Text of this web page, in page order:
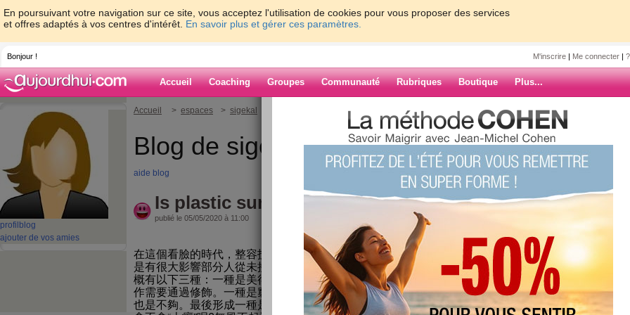
En poursuivant votre navigation sur ce site, vous acceptez l'utilisation de cookies pour vous proposer des services
et offres adaptés à vos centres d'intérêt. En savoir plus et gérer ces paramètres.
Bonjour ! M'inscrire | Me connecter |
Accueil Coaching Groupes Communauté Rubriques Boutique Plus...
profil blog
ajouter de vos amies
Accueil > espaces > sigekal > Is plastic surgery really addictive?
Blog de sigekal
aide blog
Is plastic surgery really addictive?
publié le 05/05/2020 à 11:00
在這個看臉的時代，整容技術無疑可以成為新時代弄潮兒，可還
是有很大影響部分人從未接受過整形進行項目。總結發展起來大
概有以下三種：一種是美得傾國傾城實在我們不知道自己哪兒工
作需要通過修飾。一種是窮或者慫，要么囊中羞澀要么沒有勇氣
也是不夠。最後形成一種是擔心整容會上癮。那么作為整形到底ARCHIVES